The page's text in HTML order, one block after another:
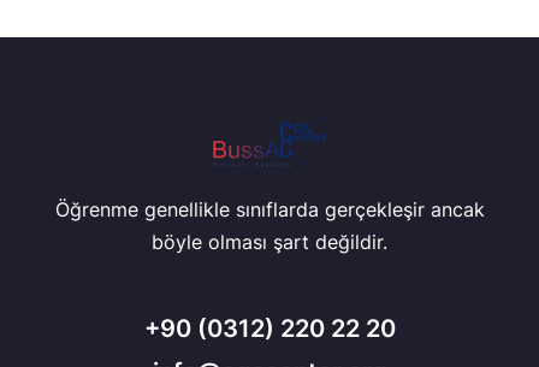
Öğrenme genellikle sınıflarda gerçekleşir ancak
böyle olması şart değildir.
+90 (0312) 220 22 20